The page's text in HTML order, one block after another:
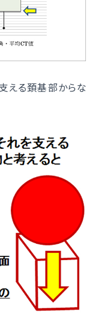
る頚基部からな